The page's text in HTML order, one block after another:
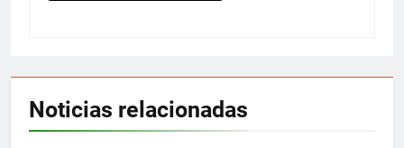
Noticias relacionadas